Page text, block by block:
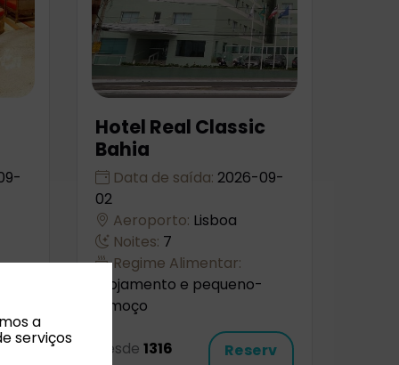
Hotel Real Classic
Bahia
Data de saída: 2026-09-
02
Aeroporto: Lisboa
Noites: 7
Regime Alimentar:
Alojamento e pequeno-
almoço
Desde 1316
Reserv
a
serviços